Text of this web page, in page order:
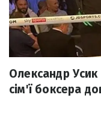
Олександр
сім'ї боксера